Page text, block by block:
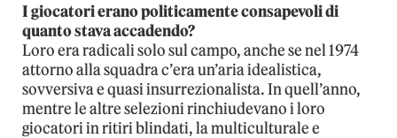
I giocatori erano politicamente consapevoli di
quanto stava accadendo?
Loro era radicali solo sul campo, anche se nel 1974
attorno alla squadra c’era un’aria idealistica,
sovversiva e quasi insurrezionalista. In quell’anno,
mentre le altre selezioni rinchiudevano i loro
giocatori in ritiri blindati, la multiculturale e